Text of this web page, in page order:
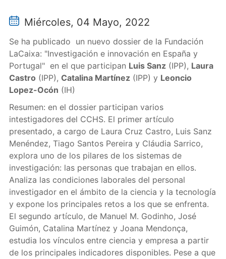
Miércoles, 04 Mayo, 2022
Se ha publicado un nuevo dossier de la Fundación
LaCaixa: "Investigación e innovación en España y
Portugal" en el que participan Luis Sanz(IPP), Laura
Castro (IPP), Catalina Martínez(IPP) y Leoncio
Lopez-Ocón (IH)
Resumen: en el dossier participan varios
intestigadores del CCHS. El primer artículo
presentado, a cargo de Laura Cruz Castro, Luis Sanz
Menéndez, Tiago Santos Pereira y Cláudia Sarrico,
explora uno de los pilares de los sistemas de
investigación: las personas que trabajan en ellos.
Analiza las condiciones laborales del personal
investigador en el ámbito de la ciencia y la tecnología
y expone los principales retos a los que se enfrenta.
El segundo artículo, de Manuel M. Godinho, José
Guimón, Catalina Martínez y Joana Mendonça,
estudia los vínculos entre ciencia y empresa a partir
de los principales indicadores disponibles. Pese a que